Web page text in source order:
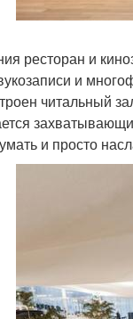
ресторан и
и
читальный
и просто